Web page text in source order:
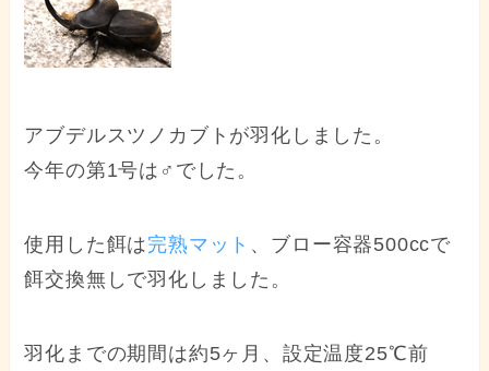
アブデルスツノカブトが羽化しました。
今年の第1号は♂でした。
使用した餌は完熟マット 、ブロー容器500ccで
餌交換無しで羽化しました。
羽化までの期間は約5ヶ月、設定温度25℃前